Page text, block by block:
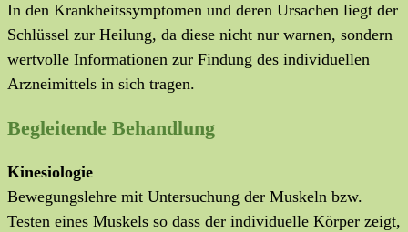
In den Krankheitssymptomen und deren Ursachen liegt der
Schlüssel zur Heilung, da diese nicht nur warnen, sondern
wertvolle Informationen zur Findung des individuellen
Arzneimittels in sich tragen.
Begleitende Behandlung
Kinesiologie
Bewegungslehre mit Untersuchung der Muskeln bzw.
Testen eines Muskels so dass der individuelle Körper zeigt,